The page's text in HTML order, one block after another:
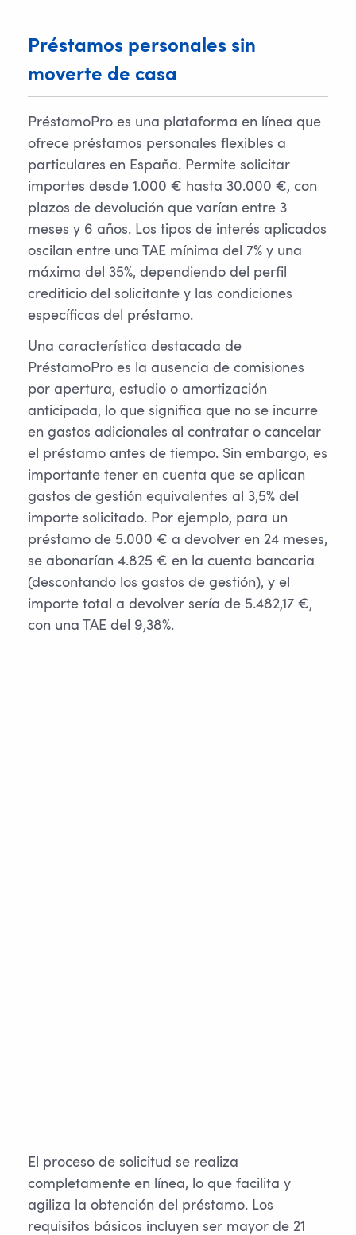
Préstamos personales sin
moverte de casa
PréstamoPro es una plataforma en línea que
ofrece préstamos personales flexibles a
particulares en España. Permite solicitar
importes desde 1.000 € hasta 30.000 €, con
plazos de devolución que varían entre 3
meses y 6 años. Los tipos de interés aplicados
oscilan entre una TAE mínima del 7% y una
máxima del 35%, dependiendo del perfil
crediticio del solicitante y las condiciones
específicas del préstamo.
Una característica destacada de
PréstamoPro es la ausencia de comisiones
por apertura, estudio o amortización
anticipada, lo que significa que no se incurre
en gastos adicionales al contratar o cancelar
el préstamo antes de tiempo. Sin embargo, es
importante tener en cuenta que se aplican
gastos de gestión equivalentes al 3,5% del
importe solicitado. Por ejemplo, para un
préstamo de 5.000 € a devolver en 24 meses,
se abonarían 4.825 € en la cuenta bancaria
(descontando los gastos de gestión), y el
importe total a devolver sería de 5.482,17 €,
con una TAE del 9,38%.
El proceso de solicitud se realiza
completamente en línea, lo que facilita y
agiliza la obtención del préstamo. Los
requisitos básicos incluyen ser mayor de 21